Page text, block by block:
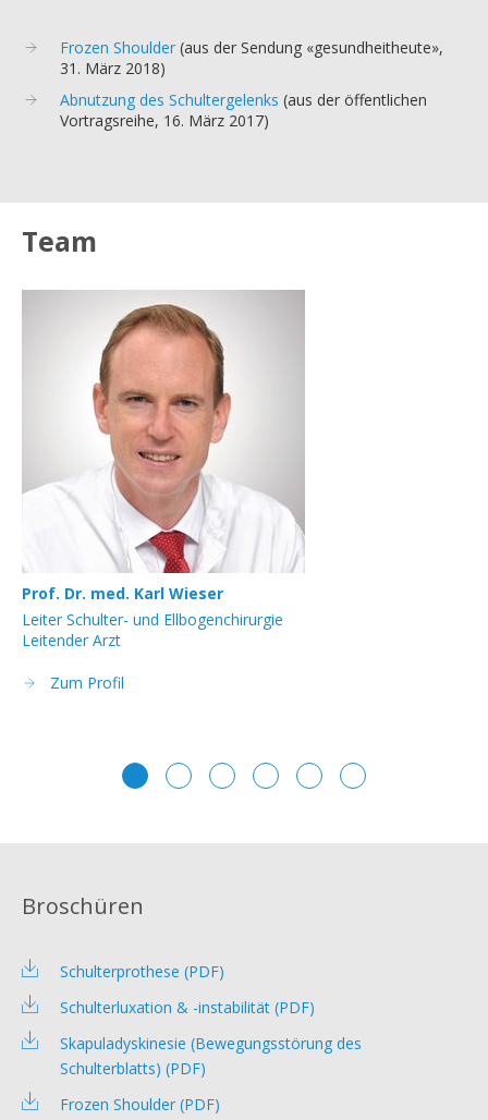
Frozen Shoulder (aus der Sendung «gesundheitheute»,
31. März 2018)
Abnutzung des Schultergelenks (aus der öffentlichen
Vortragsreihe, 16. März 2017)
Team
Prof. Dr. med. Karl Wieser
Leiter Schulter- und Ellbogenchirurgie
Leitender Arzt
Zum Profil
Broschüren
Schulterprothese (PDF)
Schulterluxation & -instabilität (PDF)
Skapuladyskinesie (Bewegungsstörung des
Schulterblatts) (PDF)
Frozen Shoulder (PDF)